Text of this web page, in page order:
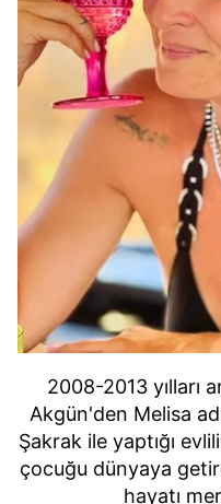
2008-2013 yılları
Akgün'den Melisa
Şakrak ile yaptığı
çocuğu dünyaya
hayatı